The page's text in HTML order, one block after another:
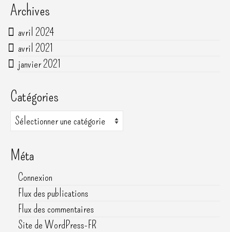
Archives
avril 2024
avril 2021
janvier 2021
Catégories
Catégories
Méta
Connexion
Flux des publications
Flux des commentaires
Site de WordPress-FR